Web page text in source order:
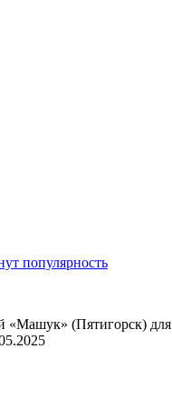
популярность
«Машук» (Пятигорск) для